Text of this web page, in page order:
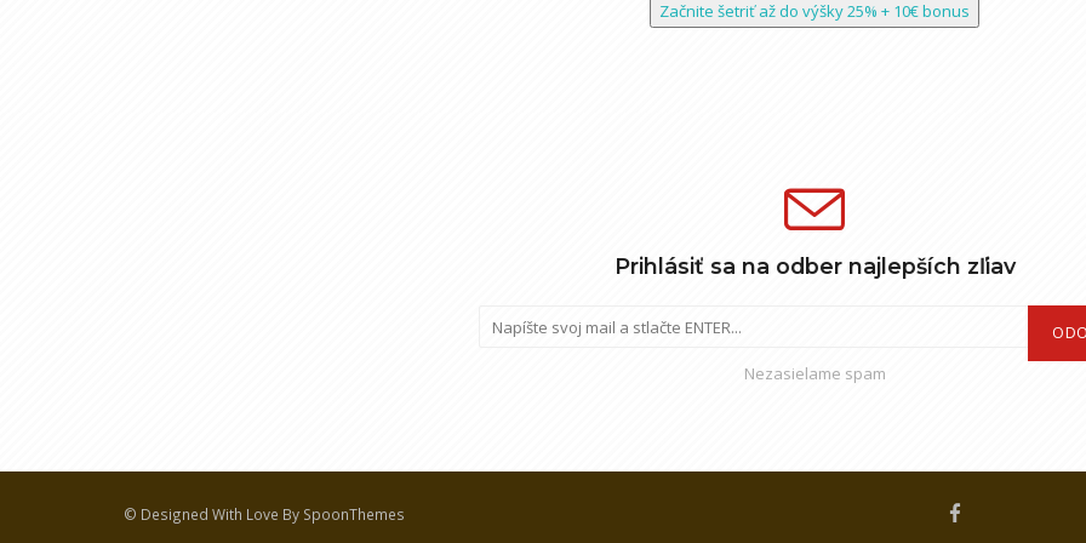
Začnite šetriť až do výšky 25% + 10€ bonus
Prihlásiť sa na odber najlepších zľiav
Nezasielame spam
© Designed With Love By SpoonThemes